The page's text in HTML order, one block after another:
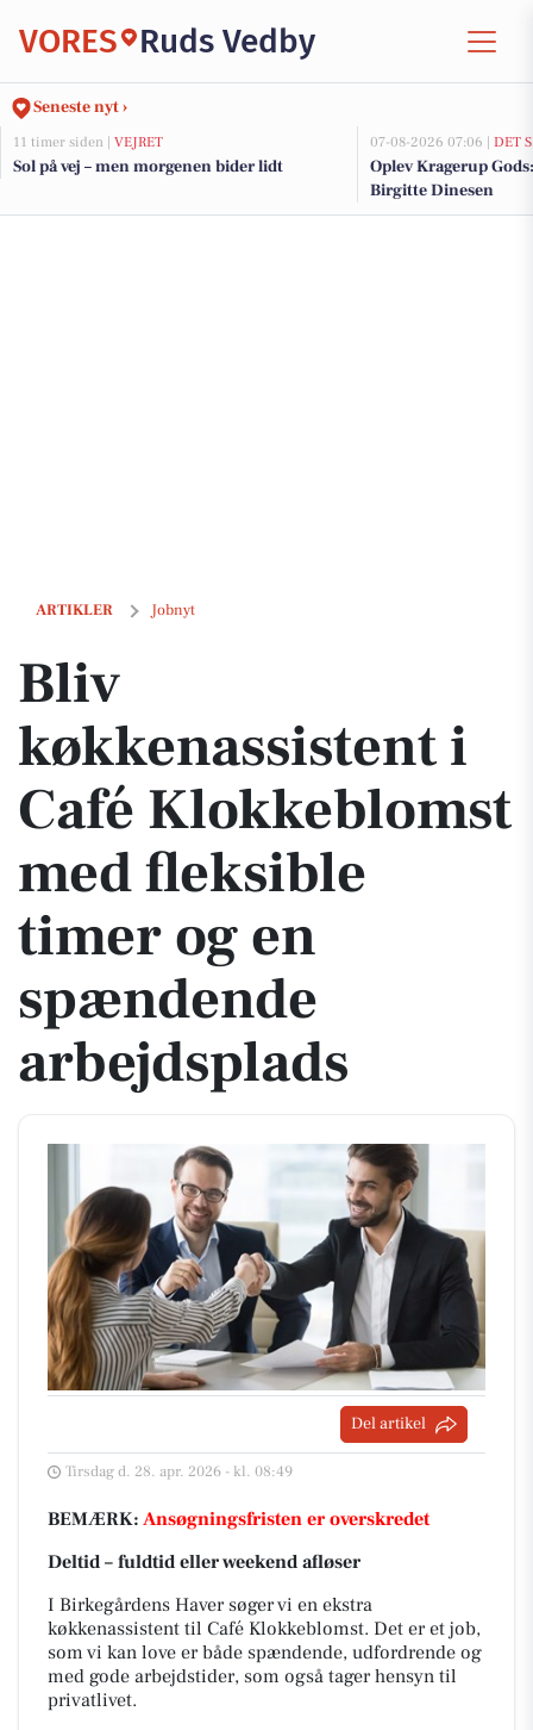
VORES Ruds Vedby
Seneste nyt ›
11 timer siden | VEJRET
Sol på vej – men morgenen bider lidt
07-08-2026 07:06 | DET
Oplev Kragerup
Birgitte Dinesen
ARTIKLER Jobnyt
Bliv køkkenassistent i Café Klokkeblomst med fleksible timer og en
Bliv
køkkenassistent i
Café Klokkeblomst
med fleksible
timer og en
spændende
arbejdsplads
Del artikel
Tirsdag d. 28. apr. 2026 - kl. 08:49
BEMÆRK: Ansøgningsfristen er overskredet
Deltid – fuldtid eller weekend afløser
I Birkegårdens Haver søger vi en ekstra
køkkenassistent til Café Klokkeblomst. Det er et job,
som vi kan love er både spændende, udfordrende og
med gode arbejdstider, som også tager hensyn til
privatlivet.